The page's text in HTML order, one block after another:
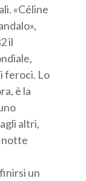
«Céline
il
feroci. Lo
è la
altri,
notte
un